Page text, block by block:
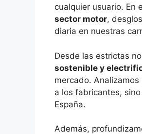
cualquier usuario. En
sector motor,
diaria en nuestras
Desde las estrictas
sostenible y
mercado.
a los fabricantes,
España.
Además,